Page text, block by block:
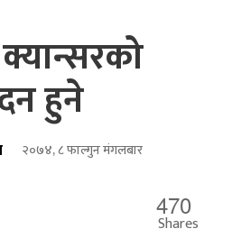
हुने
२०७४, ८ फाल्गुन मंगलबार
470
Shares